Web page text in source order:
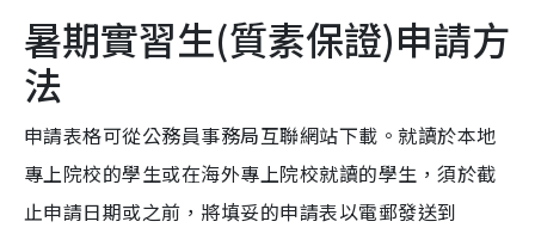
暑期實習生(質素保證)申請方
法
申請表格可從公務員事務局互聯網站下載。就讀於本地
專上院校的學生或在海外專上院校就讀的學生，須於截
止申請日期或之前，將填妥的申請表以電郵發送到